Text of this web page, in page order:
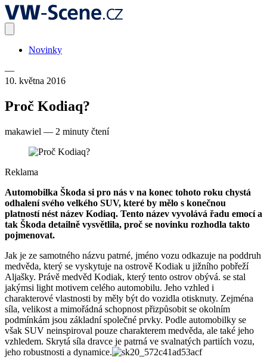
Novinky
—
10. května 2016
Proč Kodiaq?
makawiel — 2 minuty čtení
Reklama
Automobilka Škoda si pro nás v na konec tohoto roku chystá
odhalení svého velkého SUV, které by mělo s konečnou
platností nést název Kodiaq. Tento název vyvolává řadu emocí a
tak Škoda detailně vysvětlila, proč se novinku rozhodla takto
pojmenovat.
Jak je ze samotného názvu patrné, jméno vozu odkazuje na poddruh
medvěda, který se vyskytuje na ostrově Kodiak u jižního pobřeží
Aljašky. Právě medvěd Kodiak, který tento ostrov obývá. se stal
jakýmsi light motivem celého automobilu. Jeho vzhled i
charakterové vlastnosti by měly být do vozidla otisknuty. Zejména
síla, velikost a mimořádná schopnost přizpůsobit se okolním
podmínkám jsou základní společné prvky. Podle automobilky se
však SUV neinspiroval pouze charakterem medvěda, ale také jeho
vzhledem. Skrytá síla dravce je patrná ve svalnatých partiích vozu,
jeho robustnosti a dynamice.